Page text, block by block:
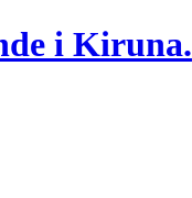
i Kiruna.